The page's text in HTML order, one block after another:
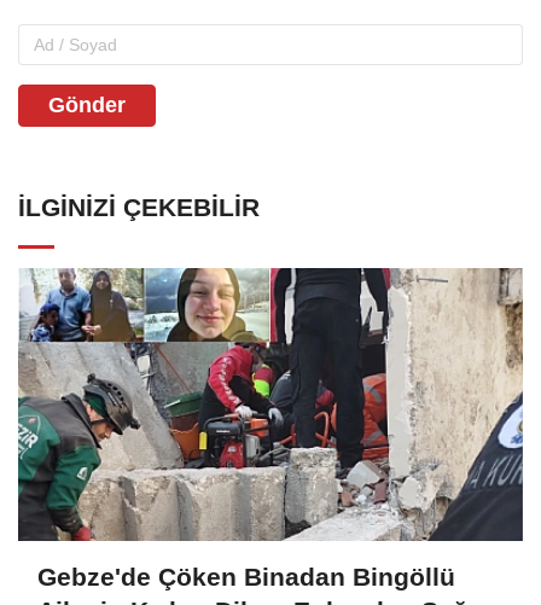
Gönder
İLGINIZI ÇEKEBILIR
Gebze'de Çöken Binadan Bingöllü